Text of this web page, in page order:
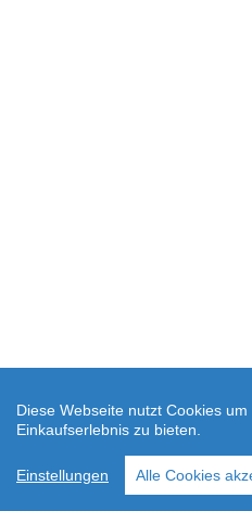
Diese Webseite nutzt Cookies
Einkaufserlebnis zu bieten.
Einstellungen Alle Cookies